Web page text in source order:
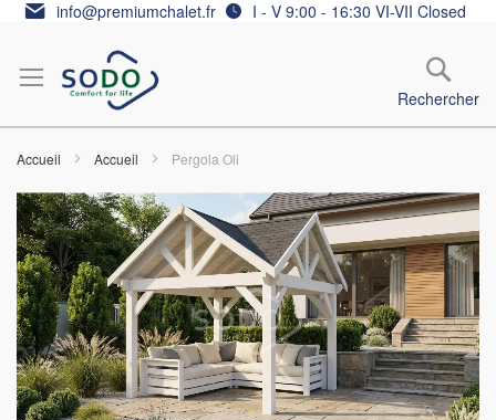
Allez info@premiumchalet.fr I - V 9:00 - 16:30 VI-VII Closed
Rechercher
Accueil Accueil Pergola Oli
Skip
to
the
end
of
the
images
gallery